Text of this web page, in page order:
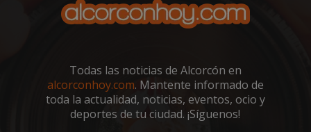
Todas las noticias de Alcorcón en
alcorconhoy.com. Mantente informado de
toda la actualidad, noticias, eventos, ocio y
deportes de tu ciudad. ¡Síguenos!
sp_landing
Spotify Inc.
.spotify.com